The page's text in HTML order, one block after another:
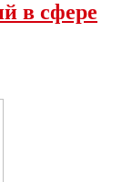
в сфере